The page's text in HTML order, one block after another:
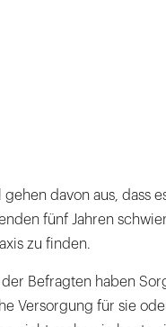
gehen davon aus, dass
fünf Jahren
zu finden.
Befragten haben
Versorgung für sie